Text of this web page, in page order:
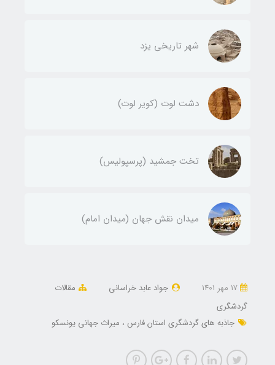
شهر تاریخی یزد
دشت لوت (کویر لوت)
تخت جمشید (پرسپولیس)
میدان نقش جهان (میدان امام)
جواد عابد خراسانی
مقالات
گردشگری
جاذبه های گردشگری استان فارس
میراث جهانی یونسکو